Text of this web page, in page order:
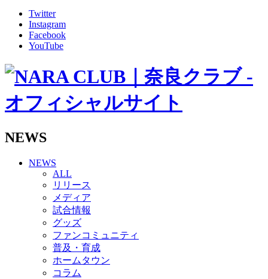
グッズ
ファンコミュニティ
普及・育成
ホームタウン
その他
2026/27トップチーム
2026/27トップチームスタッフ
ボランティアチーム「volundeer」
ビクトリーロード
HOMEGAME
観戦ルール＆マナー
ホームゲーム運営管理規定
Jリーグ運営管理規定
写真・動画使用ガイドライン
ロートフィールド奈良
SCHEDULE
2026/27
Twitter
Instagram
Facebook
YouTube
NEWS
NEWS
ALL
リリース
メディア
試合情報
グッズ
ファンコミュニティ
普及・育成
ホームタウン
コラム